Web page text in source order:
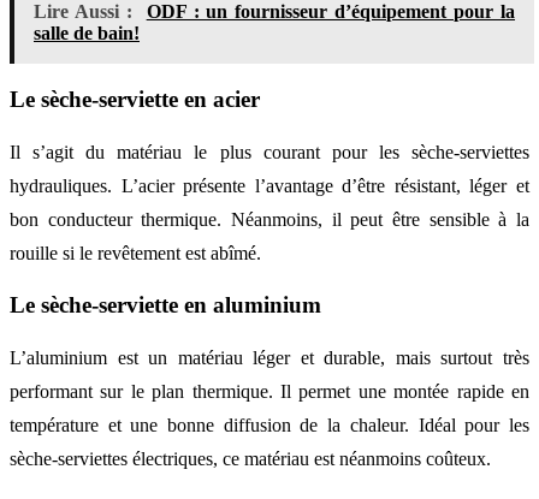
Lire Aussi :
ODF : un fournisseur d’équipement pour la
salle de bain!
Le sèche-serviette en acier
Il s’agit du matériau le plus courant pour les sèche-serviettes
hydrauliques. L’acier présente l’avantage d’être résistant, léger et
bon conducteur thermique. Néanmoins, il peut être sensible à la
rouille si le revêtement est abîmé.
Le sèche-serviette en aluminium
L’aluminium est un matériau léger et durable, mais surtout très
performant sur le plan thermique. Il permet une montée rapide en
température et une bonne diffusion de la chaleur. Idéal pour les
sèche-serviettes électriques, ce matériau est néanmoins coûteux.